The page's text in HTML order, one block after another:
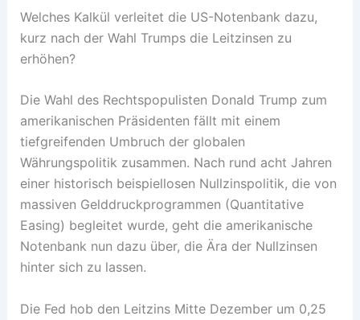
Welches Kalkül verleitet die US-Notenbank dazu,
kurz nach der Wahl Trumps die Leitzinsen zu
erhöhen?
Die Wahl des Rechtspopulisten Donald Trump zum
amerikanischen Präsidenten fällt mit einem
tiefgreifenden Umbruch der globalen
Währungspolitik zusammen. Nach rund acht Jahren
einer historisch beispiellosen Nullzinspolitik, die von
massiven Gelddruckprogrammen (Quantitative
Easing) begleitet wurde, geht die amerikanische
Notenbank nun dazu über, die Ära der Nullzinsen
hinter sich zu lassen.
Die Fed hob den Leitzins Mitte Dezember um 0,25